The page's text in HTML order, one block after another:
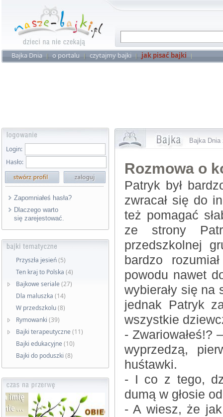
Bajka Dnia o portalu czytajmy bajki jak pisać bajki
Login:
Hasło:
Zapomniałeś hasła?
Dlaczego warto
się zarejestować.
Przyszła jesień(5)
Ten kraj to Polska (4)
Bajkowe seriale (27)
Dla maluszka (14)
W przedszkolu(8)
Rymowanki (39)
Bajki terapeutyczne (11)
Bajki edukacyjne (10)
Bajki do poduszki (8)
Bajka Dnia
Rozmowa o
Patryk był
zwracał się do
też pomagać
ze strony
przedszkolnej
bardzo
powodu nawet
wybierały się na
jednak Patryk
wszystkie
- Zwariowałeś!?
wyprzedzą,
huśtawki.
- I co z tego,
dumą w głosie
- A wiesz, że